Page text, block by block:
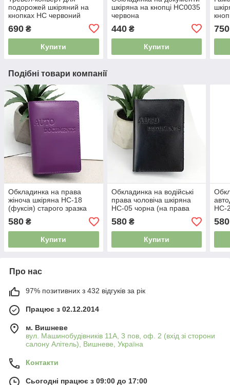
подорожей шкіряний на
кнопках HC червоний
690 ₴
Купити
шкіряна на кнопці HC0035
червона
440₴
Купити
750
Подібні товари компанії
Обкладинка на права
жіноча шкіряна HC-18
(фуксія) старого зразка
580 ₴
Купити
Обкладинка на водійські
права чоловіча шкіряна
HC-05 чорна (на права
старого зразку)
580₴
Купити
HC-
580
Про нас
97% позитивних з 432 відгуків за рік
Працює з 02.12.2014
м. Вишневе
вул. Машинобудівників 11А, 3 пов, оф. 2 (вхід зі сторони
салону Алітель), Вишневе, Україна
Контакти
Сьогодні працює з 09:00 до 17:00